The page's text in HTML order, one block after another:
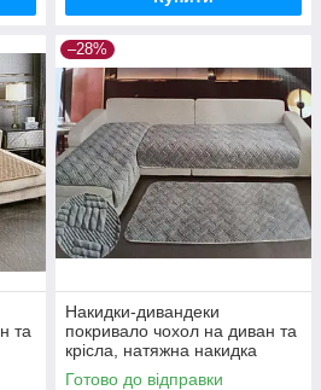
та
–28%
Накидки-дивандеки
покривало чохол на диван та
крісла, натяжна накидка
універсальна на 3 полотна.
Готово до відправки